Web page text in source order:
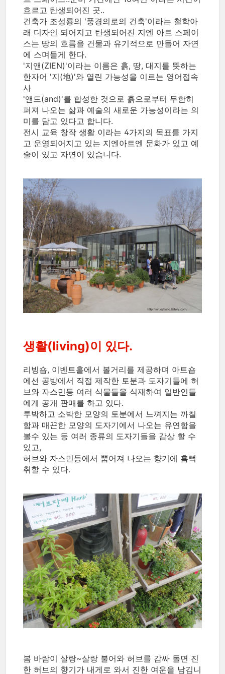
흐르고 탄생되어진 곳..
건축가 조성룡의 '풍경의로의 건축'이라는 철학아
래 디자인 되어지고 탄생되어진 지엔 아트 스페이
스는 땅의 흐름을 건물과 유기적으로 만들어 자연
에 스며들게 한다.
'지앤(ZIEN)'이라는 이름은 흙, 땅, 대지를 뜻하는
한자어 '지(地)'와 열린 가능성을 이르는 영어접속
사
'앤드(and)'를 합성한 것으로 흙으로부터 무한히
퍼져 나오는 삶과 예술의 새로운 가능성이라는 의
미를 담고 있다고 합니다.
전시 교육 창작 생활 이라는 4가지의 목표를 가지
고 운영되어지고 있는 지엔아트엔 문화가 있고 예
술이 있고 자연이 있습니다.
생활(living)이 있다.
리빙숍, 이벤트홀에서 볼거리를 제공하며 아트숍
에선 공방에서 직접 제작한 토분과 도자기들에 허
브와 자스민등 여러 식물들을 식재하여 일반인들
에게 공개 판매를 하고 있다.
투박하고 소박한 모양의 토분에서 느껴지는 까칠
함과 매끈한 모양의 도자기에서 나오는 유연함을
볼수 있는 등 여러 종류의 도자기들을 감상 할 수
있고,
허브와 자스민등에서 뿜어져 나오는 향기에 흠뻑
취할 수 있다.
봄 바람이 살랑~살랑 불어와 허브를 감싸 돌면 진
한 허브의 향기가 내게로 와서 진한 여운을 남김니